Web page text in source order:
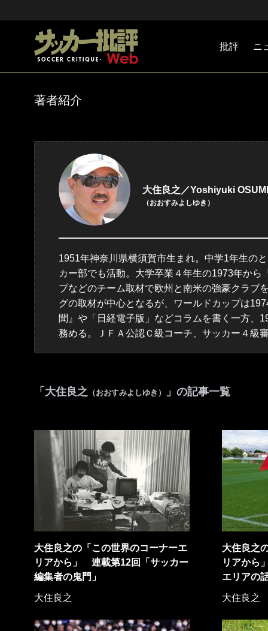
批評 ニ
著者紹介
大住良之／Yoshiyuki OSUMI
（おおすみよしゆき）
1951年神奈川県横須賀市生まれ。中学1年生の
カー部でも活動。大学卒業４年生の1973年か
プなどのチーム取材で欧州と南米の強豪クラブ
グの取材が中心となるが、ワールドカップは
聞』や「日経電子版」などコラムを書く一方
務める。ＪＦＡ公認Ｃ級コーチ、サッカー４級
「大住良之 （おおすみよしゆき） 」の記事一覧
大住良之の「この世界のコーナーエ
リアから」 連載第12回「サッカー
編集者の鬼門」
大住良之
大住良之
リアから
エリアの
大住良之